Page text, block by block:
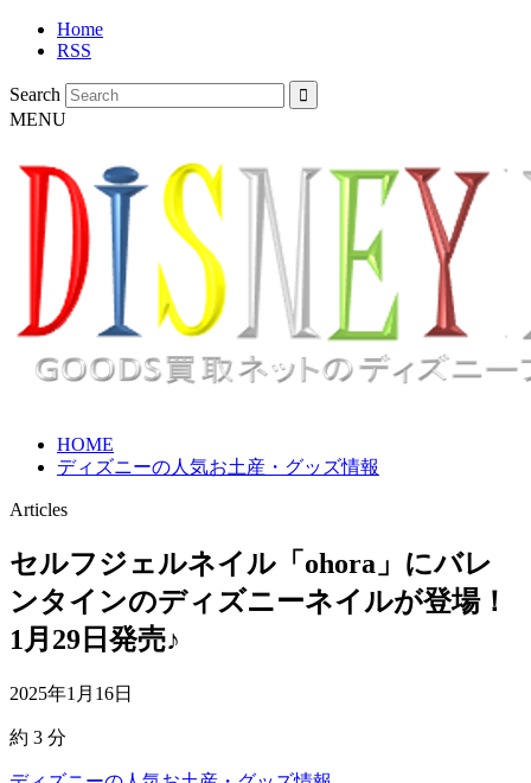
Home
RSS
Search
MENU
HOME
ディズニーの人気お土産・グッズ情報
Articles
セルフジェルネイル「ohora」にバレ
ンタインのディズニーネイルが登場！
1月29日発売♪
2025年1月16日
約 3 分